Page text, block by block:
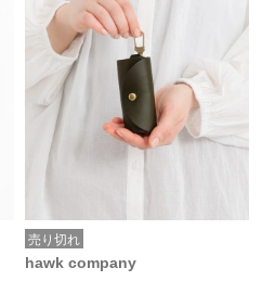
売り切れ
hawk company